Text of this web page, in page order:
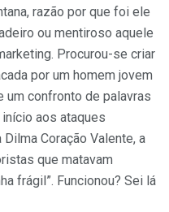
razão por que foi ele
ou mentiroso aquele
Procurou-se criar
por um homem jovem
confronto de palavras
aos ataques
Coração Valente, a
que matavam
frágil”. Funcionou? Sei lá